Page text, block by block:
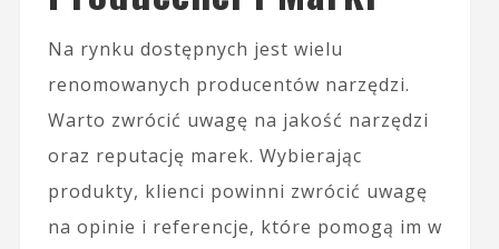
Na rynku dostępnych jest wielu
renomowanych producentów narzędzi.
Warto zwrócić uwagę na jakość narzędzi
oraz reputację marek. Wybierając
produkty, klienci powinni zwrócić uwagę
na opinie i referencje, które pomogą im w